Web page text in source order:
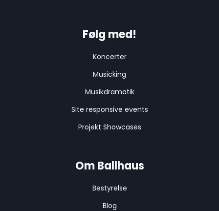
Følg med!
Koncerter
Musicking
Musikdramatik
Site responsive events
Projekt Showcases
Om Ballhaus
Bestyrelse
Blog